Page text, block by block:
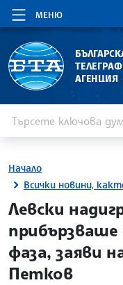
МЕНЮ
АГЕНЦИЯ
Начало
Всички новини,
site.bta
Левски
фаза, заяви
Петков